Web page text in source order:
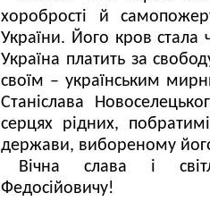
хоробрості й
України. Його кров стала
Україна платить за
своїм – українським
Станіслава
серцях рідних,
держави, вибореному
Вічна слава і
Федосійовичу!